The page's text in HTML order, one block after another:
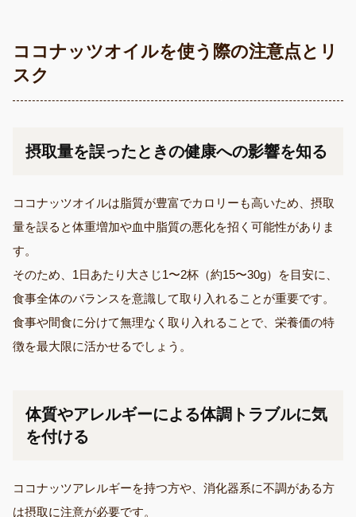
ココナッツオイルを使う際の注意点とリ
スク
摂取量を誤ったときの健康への影響を知る
ココナッツオイルは脂質が豊富でカロリーも高いため、摂取
量を誤ると体重増加や血中脂質の悪化を招く可能性がありま
す。
そのため、1日あたり大さじ1〜2杯（約15〜30g）を目安に、
食事全体のバランスを意識して取り入れることが重要です。
食事や間食に分けて無理なく取り入れることで、栄養価の特
徴を最大限に活かせるでしょう。
体質やアレルギーによる体調トラブルに気
を付ける
ココナッツアレルギーを持つ方や、消化器系に不調がある方
は摂取に注意が必要です。